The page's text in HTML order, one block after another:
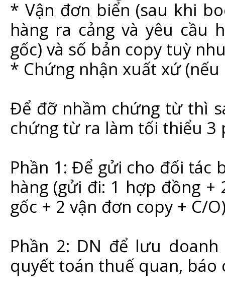
* Vận đơn biển (sau khi
hàng ra cảng và yêu cầu
gốc) và số bản copy tuỳ
* Chứng nhận xuất xứ
Để đỡ nhầm chứng từ thì
chứng từ ra làm tối thiểu 3
Phần 1: Để gửi cho đối tác
hàng (gửi đi: 1 hợp đồng +
gốc + 2 vận đơn copy + C/
Phần 2: DN để lưu
quyết toán thuế quan, báo